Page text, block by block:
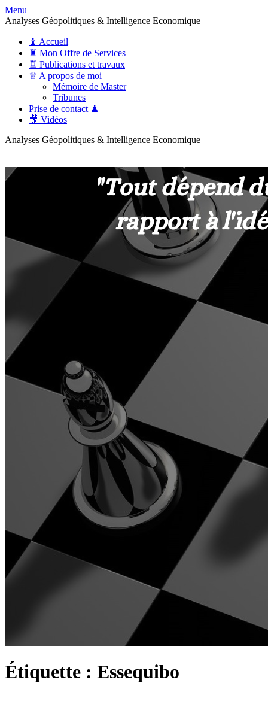
Menu
Analyses Géopolitiques & Intelligence Economique
♝ Accueil
♜ Mon Offre de Services
♖ Publications et travaux
♕ A propos de moi
Mémoire de Master
Tribunes
Prise de contact ♟
🎥 Vidéos
Analyses Géopolitiques & Intelligence Economique
Étiquette : Essequibo